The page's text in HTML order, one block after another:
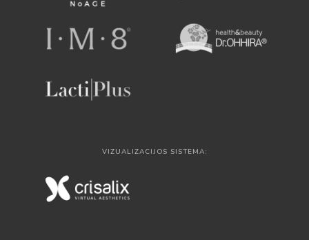
VIZUALIZACIJOS SISTEMA: